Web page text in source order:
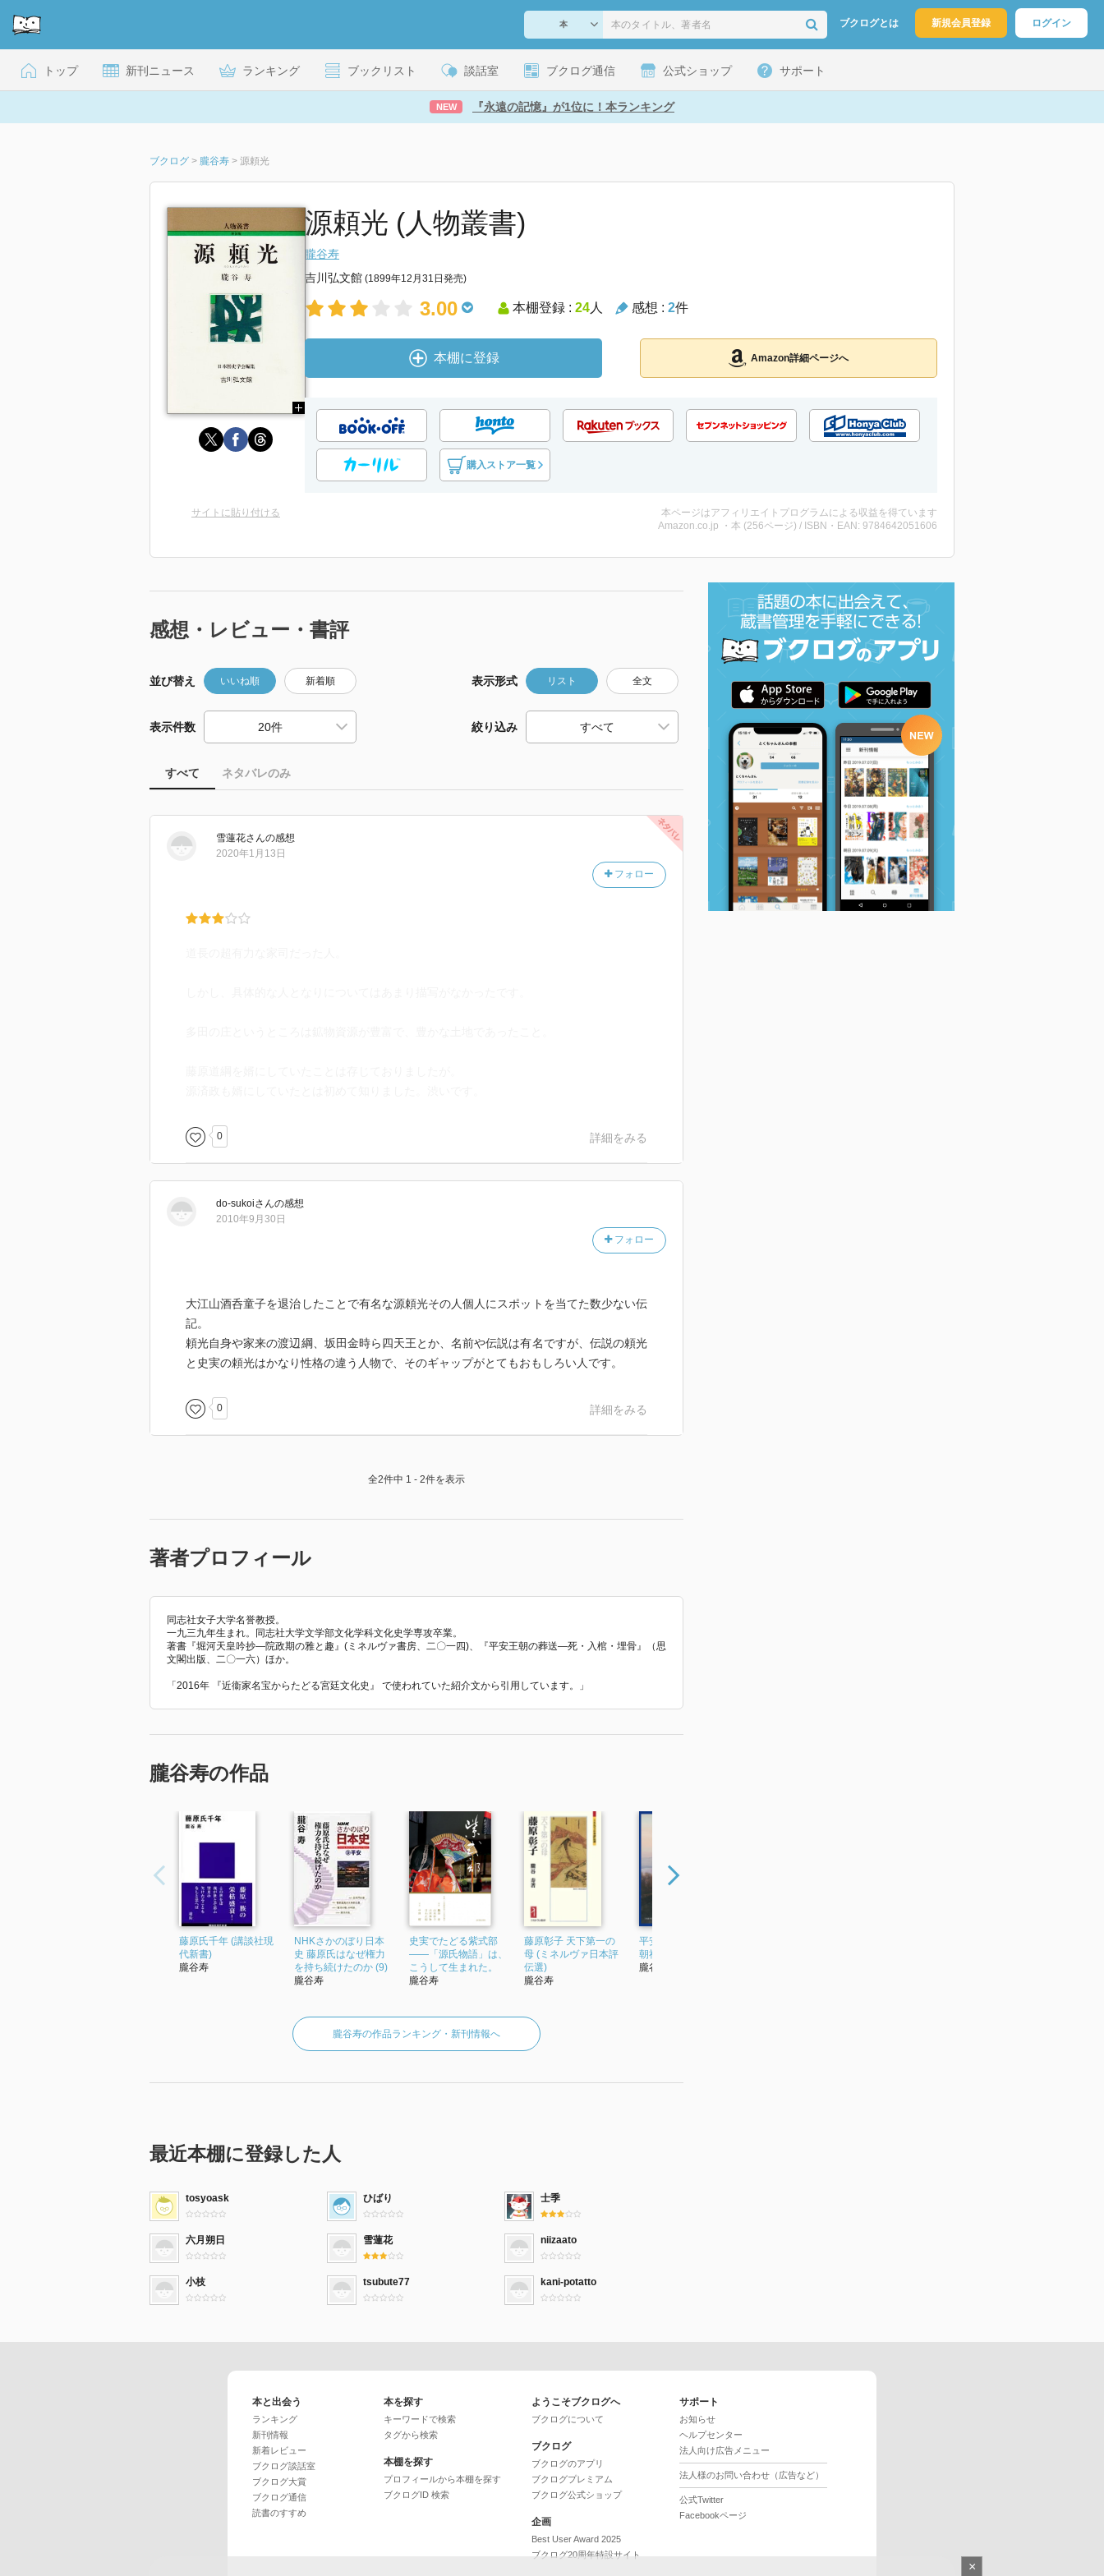
ブクログとは 新規会員登録 ログイン
トップ 新刊ニュース ランキング ブックリスト 談話室 ブクログ通信 公式ショップ サポート
NEW 『永遠の記憶』が1位に！本ランキング
ブクログ > 朧谷寿 > 源頼光
源頼光 (人物叢書)
朧谷寿
吉川弘文館 (1899年12月31日発売)
3.00 本棚登録 : 24人 感想 : 2件
本棚に登録 Amazon詳細ページへ
購入ストア一覧
サイトに貼り付ける
本ページはアフィリエイトプログラムによる収益を得ています
Amazon.co.jp ・本 (256ページ) / ISBN・EAN: 9784642051606
感想・レビュー・書評
並び替え いいね順 新着順 表示形式 リスト 全文
表示件数 絞り込み
すべて ネタバレのみ
雪蓮花さんの感想
フォロー
2020年1月13日
0 詳細をみる
do-sukoiさんの感想
フォロー
2010年9月30日
大江山酒呑童子を退治したことで有名な源頼光その人個人にスポットを当てた数少ない伝
記。
頼光自身や家来の渡辺綱、坂田金時ら四天王とか、名前や伝説は有名ですが、伝説の頼光
と史実の頼光はかなり性格の違う人物で、そのギャップがとてもおもしろい人です。
0 詳細をみる
全2件中 1 - 2件を表示
著者プロフィール
同志社女子大学名誉教授。
一九三九年生まれ。同志社大学文学部文化学科文化史学専攻卒業。
著書『堀河天皇吟抄—院政期の雅と趣』(ミネルヴァ書房、二〇一四)、『平安王朝の葬送—死・入棺・埋骨』（思
文閣出版、二〇一六）ほか。
「2016年 『近衞家名宝からたどる宮廷文化史』 で使われていた紹介文から引用しています。」
朧谷寿の作品
藤原氏千年 (講談社現
代新書)
朧谷寿
NHKさかのぼり日本
史 藤原氏はなぜ権力
を持ち続けたのか (9)
朧谷寿
史実でたどる紫式部
——「源氏物語」は、
こうして生まれた。
朧谷寿
藤原彰子 天下第一の
母 (ミネルヴァ日本評
伝選)
朧谷寿
平安京の四〇〇年 王
朝社会の光と陰
朧谷寿
朧谷寿の作品ランキング・新刊情報へ
最近本棚に登録した人
tosyoask ひばり 士季
六月朔日 雪蓮花 niizaato
小枝 tsubute77 kani-potatto
本と出会う
ランキング
新刊情報
新着レビュー
ブクログ談話室
ブクログ大賞
ブクログ通信
読書のすすめ
本を探す
キーワードで検索
タグから検索
本棚を探す
プロフィールから本棚を探す
ブクログID 検索
ようこそブクログへ
ブクログについて
ブクログ
ブクログのアプリ
ブクログプレミアム
ブクログ公式ショップ
企画
Best User Award 2025
ブクログ20周年特設サイト
サポート
お知らせ
ヘルプセンター
法人向け広告メニュー
法人様のお問い合わせ（広告など）
公式Twitter
Facebookページ
×